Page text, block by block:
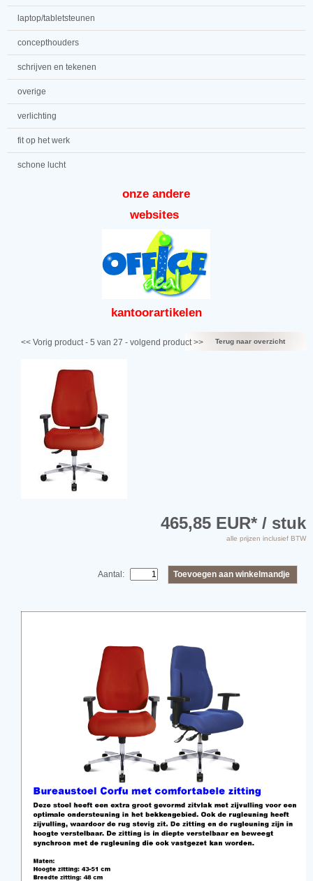
laptop/tabletsteunen
concepthouders
schrijven en tekenen
overige
verlichting
fit op het werk
schone lucht
onze andere
websites
kantoorartikelen
<< Vorig product- 5 van 27 - volgend product >> Terug naar overzicht
465,85 EUR* / stuk
alle prijzen inclusief BTW
Aantal: Toevoegen aan winkelmandje